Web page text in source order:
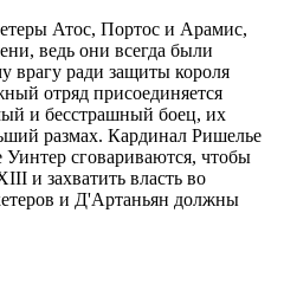
Атос, Портос и Арамис,
ведь они всегда были
врагу ради защиты короля
отряд присоединяется
и бесстрашный боец, их
размах. Кардинал Ришелье
сговариваются, чтобы
и захватить власть во
и Д'Артаньян должны